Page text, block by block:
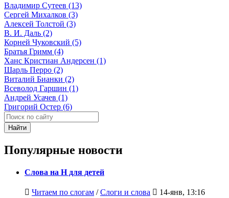
Владимир Сутеев (13)
Сергей Михалков (3)
Алексей Толстой (3)
В. И. Даль (2)
Корней Чуковский (5)
Братья Гримм (4)
Ханс Кристиан Андерсен (1)
Шарль Перро (2)
Виталий Бианки (2)
Всеволод Гаршин (1)
Андрей Усачев (1)
Григорий Остер (6)
Найти
Популярные новости
Слова на Н для детей
Читаем по слогам /Слоги и слова 14-янв, 13:16